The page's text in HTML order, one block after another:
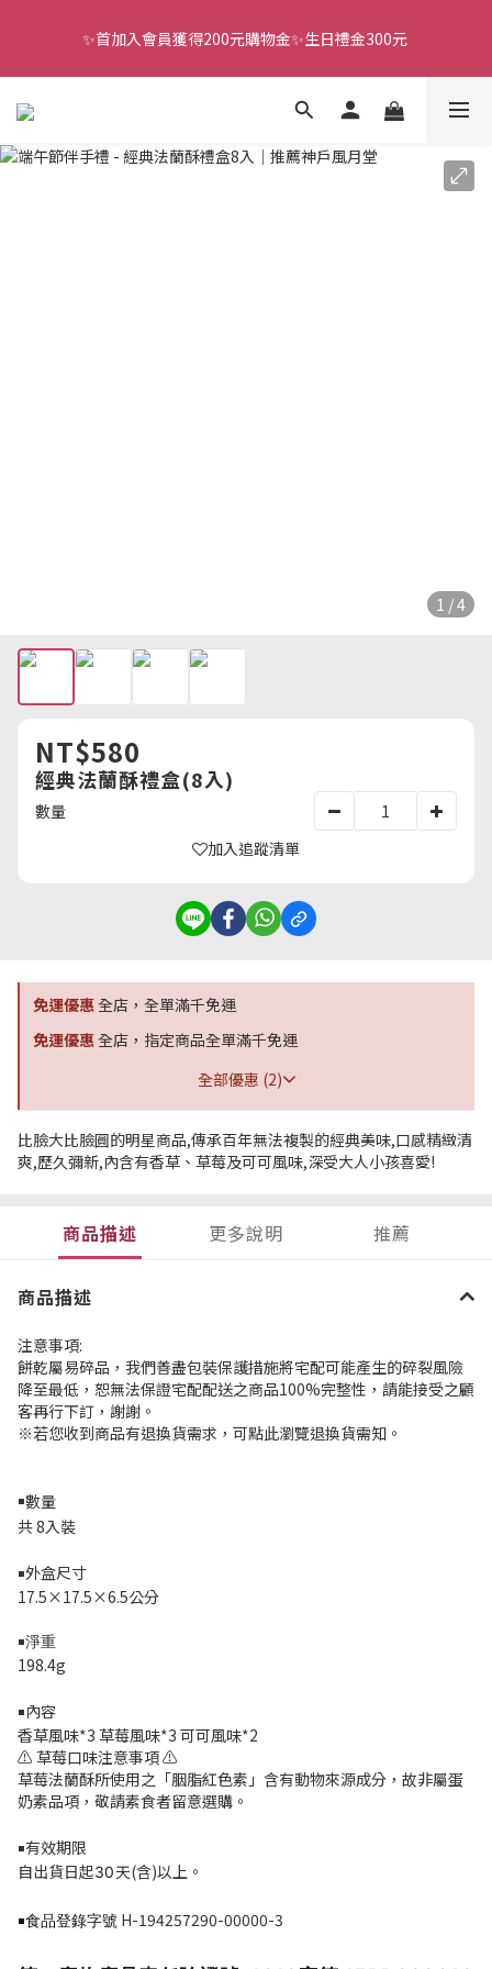
全館滿千免運
✨首加入會員獲得200元購物金✨生日禮金300元
1 / 4
NT$580
經典法蘭酥禮盒(8入)
數量
加入追蹤清單
免運優惠全店，全單滿千免運
免運優惠全店，指定商品全單滿千免運
全部優惠 (2)
比臉大比臉圓的明星商品,傳承百年無法複製的經典美味,口感精緻清
爽,歷久彌新,內含有香草、草莓及可可風味,深受大人小孩喜愛!
商品描述 更多說明 推薦
商品描述
注意事項:
餅乾屬易碎品，我們善盡包裝保護措施將宅配可能產生的碎裂風險
降至最低，恕無法保證宅配配送之商品100%完整性，請能接受之顧
客再行下訂，謝謝。
※若您收到商品有退換貨需求，可點此瀏覽退換貨需知。
￭數量
共 8入裝
￭外盒尺寸
17.5×17.5×6.5公分
￭淨重
198.4g
￭ 內容
香草風味*3 草莓風味*3 可可風味*2
⚠️ 草莓口味注意事項 ⚠️
草莓法蘭酥所使用之「胭脂紅色素」含有動物來源成分，故非屬蛋
奶素品項，敬請素食者留意選購。
￭有效期限
自出貨日起30天(含)以上。
￭食品登錄字號 H-194257290-00000-3